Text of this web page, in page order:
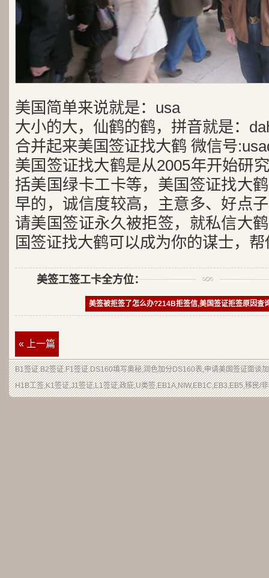
美国简单来说就是：usa
大小的大，仙鹤的鹤，拼音就是：
合并起来美国签证找大鹤 微信号
美国签证找大鹤是从2005年开始研
括美国绿卡工卡等，美国签证找大
早的，诚信度较高，主意多、好点
请美国签证永久被拒签，就私信大
国签证找大鹤可以成为你的谋士，
美签工签工卡全方位：
美签被拒签了怎么办?214B拒签信,美国签证拒签原因查
« 上一篇
B1签证.B2签证.F1签证.DS160填写奥秘,润色加分DS160表,申请美国签证面谈
H1B工签,K1签证,J1签证,L1签证,政庇,U类签,EB1A,NIW,EB1C,EB3,EB5,移民/